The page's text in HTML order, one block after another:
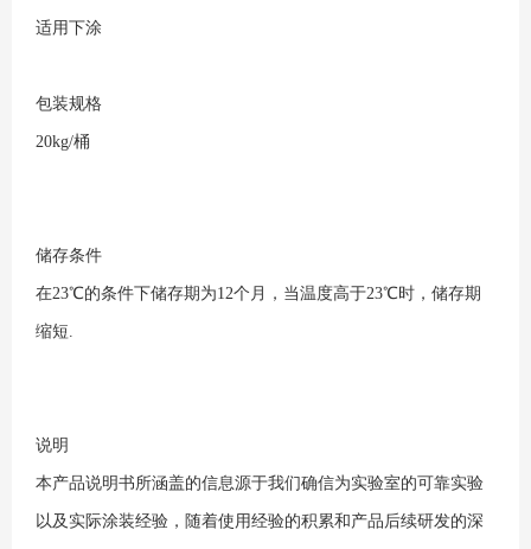
适用下涂
包装规格
20kg/桶
储存条件
在23℃的条件下储存期为12个月，当温度高于23℃时，储存期
缩短.
说明
本产品说明书所涵盖的信息源于我们确信为实验室的可靠实验
以及实际涂装经验，随着使用经验的积累和产品后续研发的深